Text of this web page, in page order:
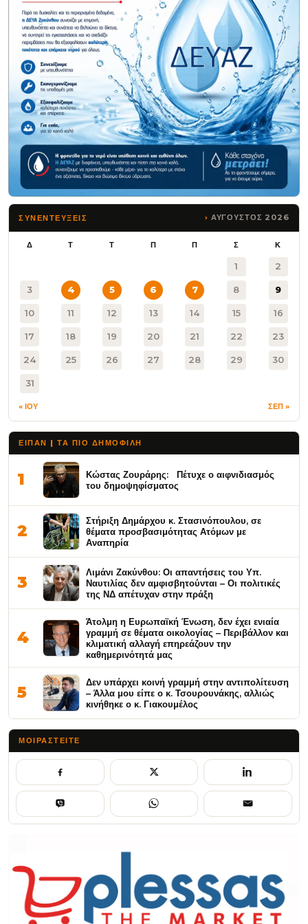
ΣΥΝΕΝΤΕΥΞΕΙΣ ΑΥΓΟΥΣΤΟΣ 2026
Δ Τ Τ Π Π Σ Κ
1 2
3 4 5 6 7 8 9
10 11 12 13 14 15 16
17 18 19 20 21 22 23
24 25 26 27 28 29 30
31
« ΙΟΥ ΣΕΠ »
ΕΙΠΑΝ | ΤΑ ΠΙΟ ΔΗΜΟΦΙΛΉ
1
Κώστας Ζουράρης: Πέτυχε ο αιφνιδιασμός
του δημοψηφίσματος
2
Στήριξη Δημάρχου κ. Στασινόπουλου, σε
θέματα προσβασιμότητας Ατόμων με
Αναπηρία
3
Λιμάνι Ζακύνθου: Οι απαντήσεις του Υπ.
Ναυτιλίας δεν αμφισβητούνται – Οι πολιτικές
της ΝΔ απέτυχαν στην πράξη
4
Άτολμη η Ευρωπαϊκή Ένωση, δεν έχει ενιαία
γραμμή σε θέματα οικολογίας – Περιβάλλον και
κλιματική αλλαγή επηρεάζουν την
καθημερινότητά μας
5
Δεν υπάρχει κοινή γραμμή στην αντιπολίτευση
– Άλλα μου είπε ο κ. Τσουρουνάκης, αλλιώς
κινήθηκε ο κ. Γιακουμέλος
ΜΟΙΡΑΣΤΕΊΤΕ